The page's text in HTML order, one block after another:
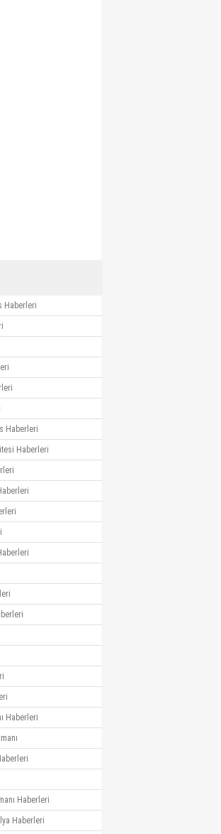
Haberleri
Haberleri
Haberleri
Haberleri
Haberleri
Haberleri